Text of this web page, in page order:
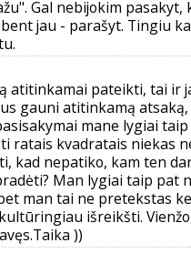
Gal nebijokim pasakyt,
jau - parašyt. Tingiu
atitinkamai pateikti, tai ir
gauni atitinkamą
mane lygiai
ratais kvadratais niekas
kad nepatiko, kam ten
Man lygiai taip pat
man tai ne pretekstas
išreikšti.
))